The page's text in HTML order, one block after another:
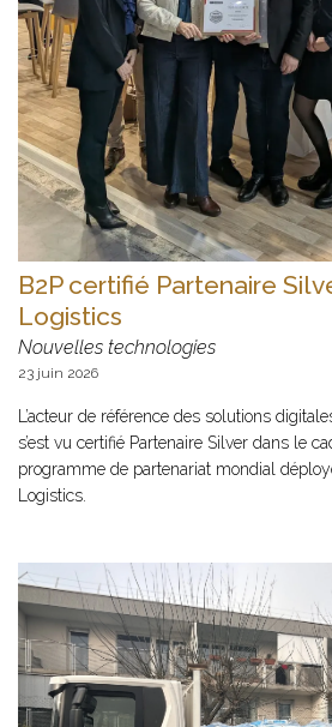
B2P certifié Partenaire
Logistics
Nouvelles technologies
23 juin 2026
L’acteur de référence des solutions
s’est vu certifié Partenaire Silver dans le
programme de partenariat mondial
Logistics.